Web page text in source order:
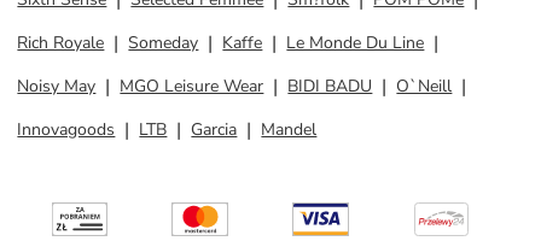
Rich Royale
Someday Kaffe
Le Monde Du Line
Noisy May
MGO Leisure Wear BIDI BADU
O`Neill
Innovagoods
LTB Garcia Mandel